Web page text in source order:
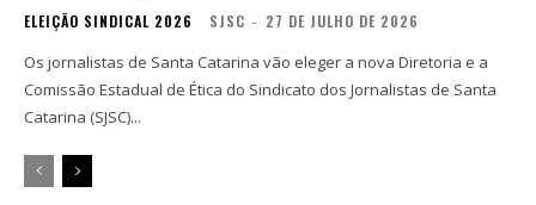
ELEIÇÃO SINDICAL 2026 SJSC - 27 DE JULHO DE 2026
Os jornalistas de Santa Catarina vão eleger a nova Diretoria e a
Comissão Estadual de Ética do Sindicato dos Jornalistas de Santa
Catarina (SJSC)...